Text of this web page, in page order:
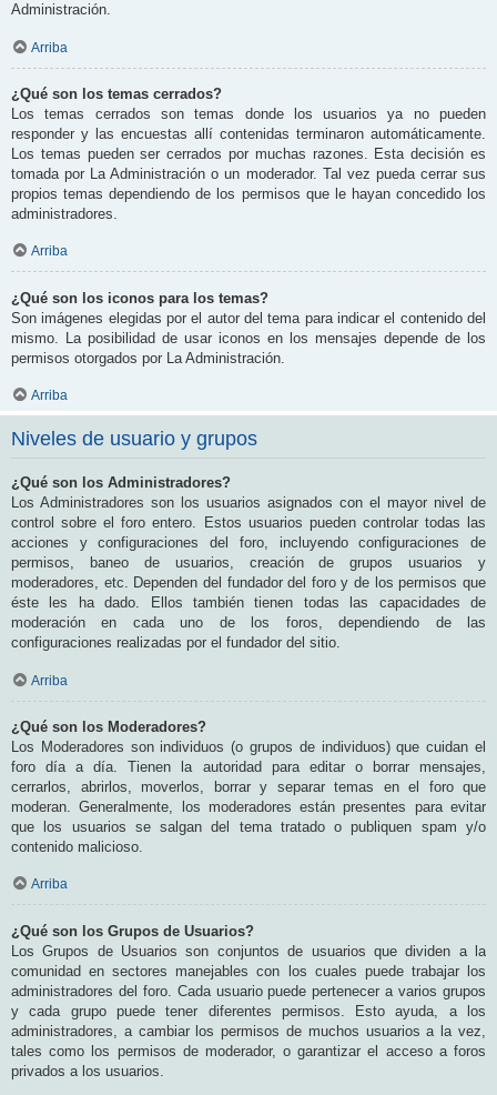
Administración.
Arriba
¿Qué son los temas cerrados?
Los temas cerrados son temas donde los usuarios ya no pueden
responder y las encuestas allí contenidas terminaron automáticamente.
Los temas pueden ser cerrados por muchas razones. Esta decisión es
tomada por La Administración o un moderador. Tal vez pueda cerrar sus
propios temas dependiendo de los permisos que le hayan concedido los
administradores.
Arriba
¿Qué son los iconos para los temas?
Son imágenes elegidas por el autor del tema para indicar el contenido del
mismo. La posibilidad de usar iconos en los mensajes depende de los
permisos otorgados por La Administración.
Arriba
Niveles de usuario y grupos
¿Qué son los Administradores?
Los Administradores son los usuarios asignados con el mayor nivel de
control sobre el foro entero. Estos usuarios pueden controlar todas las
acciones y configuraciones del foro, incluyendo configuraciones de
permisos, baneo de usuarios, creación de grupos usuarios y
moderadores, etc. Dependen del fundador del foro y de los permisos que
éste les ha dado. Ellos también tienen todas las capacidades de
moderación en cada uno de los foros, dependiendo de las
configuraciones realizadas por el fundador del sitio.
Arriba
¿Qué son los Moderadores?
Los Moderadores son individuos (o grupos de individuos) que cuidan el
foro día a día. Tienen la autoridad para editar o borrar mensajes,
cerrarlos, abrirlos, moverlos, borrar y separar temas en el foro que
moderan. Generalmente, los moderadores están presentes para evitar
que los usuarios se salgan del tema tratado o publiquen spam y/o
contenido malicioso.
Arriba
¿Qué son los Grupos de Usuarios?
Los Grupos de Usuarios son conjuntos de usuarios que dividen a la
comunidad en sectores manejables con los cuales puede trabajar los
administradores del foro. Cada usuario puede pertenecer a varios grupos
y cada grupo puede tener diferentes permisos. Esto ayuda, a los
administradores, a cambiar los permisos de muchos usuarios a la vez,
tales como los permisos de moderador, o garantizar el acceso a foros
privados a los usuarios.